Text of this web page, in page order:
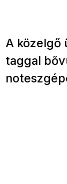
A közelgő
taggal